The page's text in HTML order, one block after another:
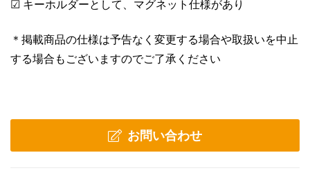
☑ キーホルダーとして、マグネット仕様があり
＊掲載商品の仕様は予告なく変更する場合や取扱いを中止
する場合もございますのでご了承ください
お問い合わせ